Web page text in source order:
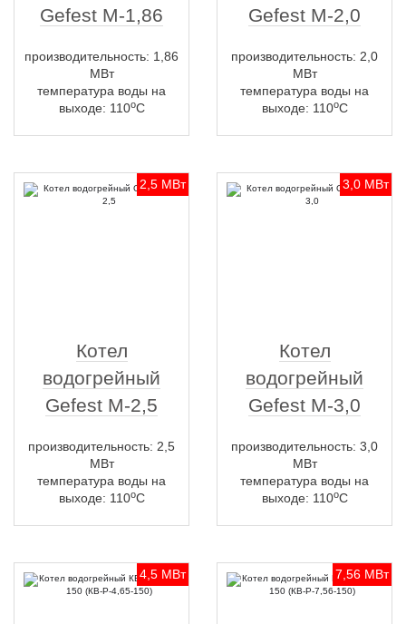
Gefest M-1,86
производительность: 1,86
МВт
температура воды на
выходе: 110оС
Gefest M-2,0
производительность: 2,0
МВт
температура воды на
выходе: 110оС
2,5 МВт
Котел
водогрейный
Gefest M-2,5
производительность: 2,5
МВт
температура воды на
выходе: 110оС
3,0 МВт
Котел
водогрейный
Gefest M-3,0
производительность: 3,0
МВт
температура воды на
выходе: 110оС
4,5 МВт 7,56 МВт